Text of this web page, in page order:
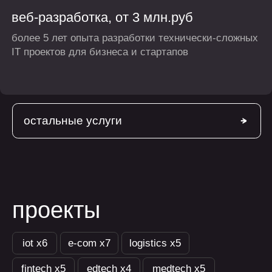
управление цифровыми приборами
c трансляцией видеоискателя